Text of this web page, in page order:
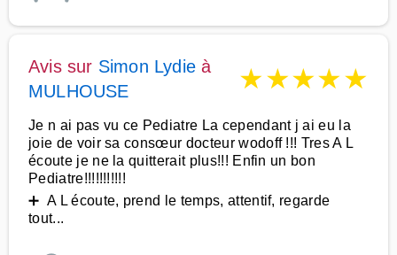
Avis sur Simon Lydie à
MULHOUSE
★★★★★
Je n ai pas vu ce Pediatre La cependant j ai eu la
joie de voir sa consœur docteur wodoff !!! Tres A L
écoute je ne la quitterait plus!!! Enfin un bon
Pediatre!!!!!!!!!!!
➕ A L écoute, prend le temps, attentif, regarde
tout...